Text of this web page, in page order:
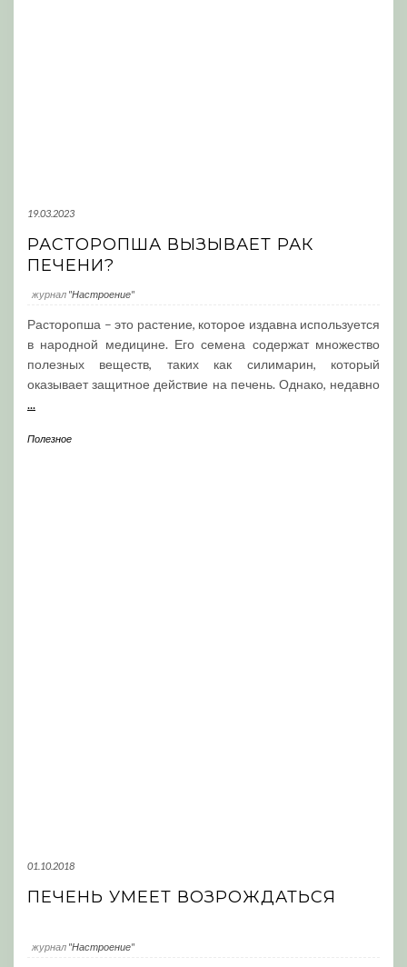
19.03.2023
РАСТОРОПША ВЫЗЫВАЕТ РАК
ПЕЧЕНИ?
журнал "Настроение"
Расторопша – это растение, которое издавна используется
в народной медицине. Его семена содержат множество
полезных веществ, таких как силимарин, который
оказывает защитное действие на печень. Однако, недавно
...
Полезное
01.10.2018
ПЕЧЕНЬ УМЕЕТ ВОЗРОЖДАТЬСЯ
журнал "Настроение"